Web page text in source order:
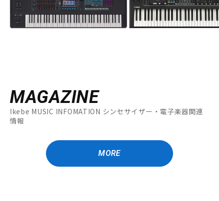
MAGAZINE
Ikebe MUSIC INFOMATION シンセサイザー・電子楽器関連
情報
MORE